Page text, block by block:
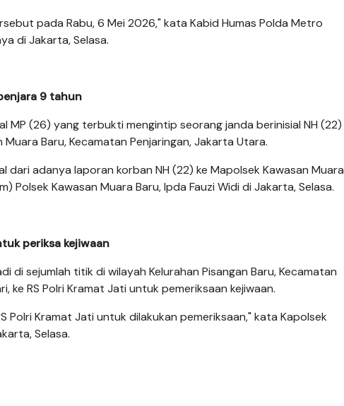
pada Rabu, 6 Mei 2026," kata Kabid Humas Polda Metro
di Jakarta, Selasa.
9 tahun
MP (26) yang terbukti mengintip seorang janda berinisial NH (22)
Baru, Kecamatan Penjaringan, Jakarta Utara.
adanya laporan korban NH (22) ke Mapolsek Kawasan Muara
Polsek Kawasan Muara Baru, Ipda Fauzi Widi di Jakarta, Selasa.
periksa kejiwaan
sejumlah titik di wilayah Kelurahan Pisangan Baru, Kecamatan
ke RS Polri Kramat Jati untuk pemeriksaan kejiwaan.
Polri Kramat Jati untuk dilakukan pemeriksaan," kata Kapolsek
Selasa.